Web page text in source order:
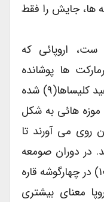
جایش را فقط
ست، اروپائی که
ها پوشانده
است، که آن نیز جایگزین دیوار سفید کلیساها(۹) شده
هائی به شکل
می آورند تا
در دوران صومعه
که کولومبان ایرلندی (۱۰) در چهارگوشه قاره
معنای بیشتری